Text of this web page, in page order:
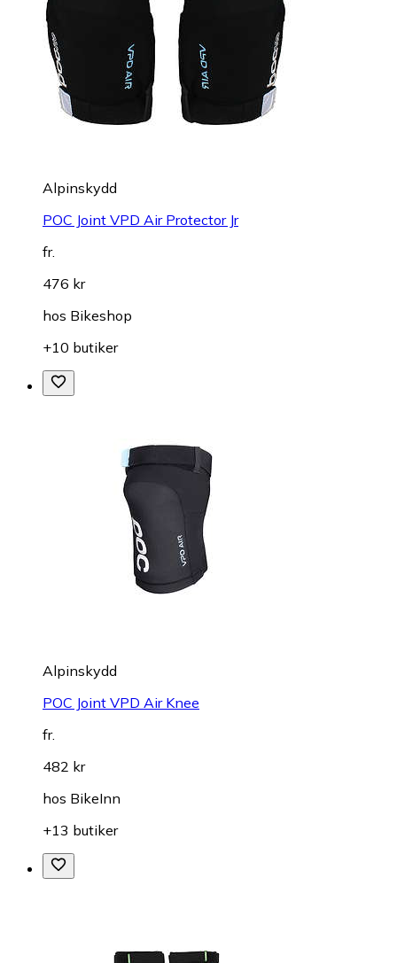
Alpinskydd
POC Joint VPD Air Protector Jr
fr.
476 kr
hos Bikeshop
+10 butiker
Alpinskydd
POC Joint VPD Air Knee
fr.
482 kr
hos BikeInn
+13 butiker